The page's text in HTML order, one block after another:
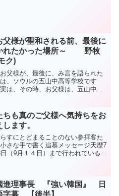
父様が聖和される前、最後に
たかった場所～ 野牧
ク)
父様が、最後に、み言を語られた
、ソウルの五山中高等学校です
は、その時、お父様は、五山中高
※ 野牧教会長の黄載晟（ファンゼ
）氏による話です...
ちも真のご父様へ気持ちをお
します。
すにとどまることのない参拝客た
さな手で書く追慕メッセージ天歴7
日（9月１４日）まで行われている文
子供が花を...
進理事長 『強い韓国』 日